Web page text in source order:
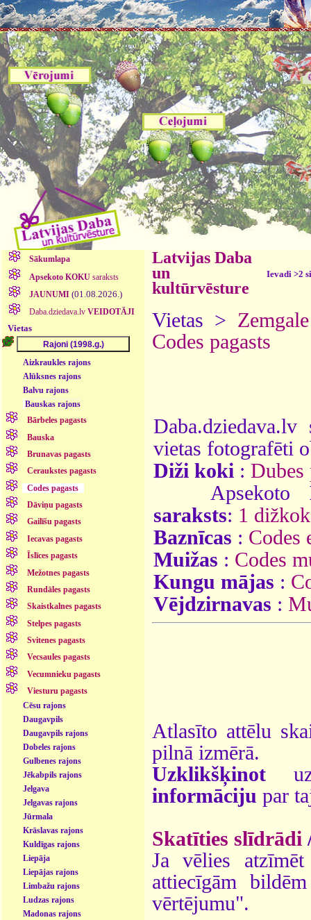
Sākumlapa
Apsekoto KOKUsaraksts
JAUNUMI (01.08.2026.)
Daba.dziedava.lv VEIDOTĀJI
Vietas
Aizkraukles rajons
Alūksnes rajons
Balvu rajons
Bauskas rajons
Bārbeles pagasts
Bauska
Brunavas pagasts
Ceraukstes pagasts
Codes pagasts
Dāviņu pagasts
Gailīšu pagasts
Iecavas pagasts
Īslīces pagasts
Mežotnes pagasts
Rundāles pagasts
Skaistkalnes pagasts
Stelpes pagasts
Svitenes pagasts
Vecsaules pagasts
Vecumnieku pagasts
Viesturu pagasts
Cēsu rajons
Daugavpils
Daugavpils rajons
Dobeles rajons
Gulbenes rajons
Jēkabpils rajons
Jelgava
Jelgavas rajons
Jūrmala
Krāslavas rajons
Kuldīgas rajons
Liepāja
Liepājas rajons
Limbažu rajons
Ludzas rajons
Madonas rajons
Latvijas Daba
un
kultūrvēsture
Ievadi >2
Vietas > Zemgale
Codes pagasts
vietas fotografēti
Diži koki : Dubes
Apsekoto
saraksts: 1
Baznīcas : Codes
Muižas : Codes
Kungu mājas :
Vējdzirnavas :
Atlasīto attēlu
pilnā izmērā.
Uzklikšķinot
informāciju par
Skatīties slīdrādi
Ja vēlies
attiecīgām
vērtējumu".